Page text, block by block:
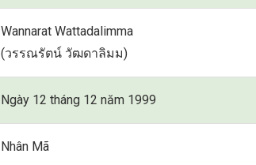
Wannarat Wattadalimma
(วรรณรัตน์ วัฒดาลิมม)
Ngày 12 tháng 12 năm 1999
Nhân Mã